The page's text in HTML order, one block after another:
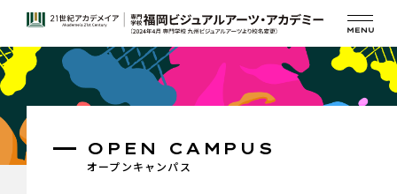
オープンキャンパス
OPEN CAMPUS